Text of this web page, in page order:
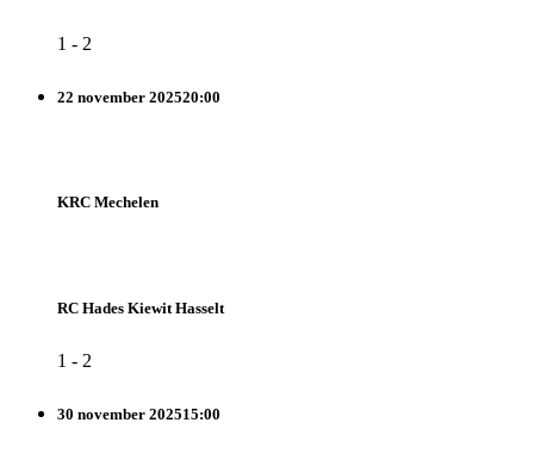
1 - 2
22 november 202520:00
KRC Mechelen
RC Hades Kiewit Hasselt
1 - 2
30 november 202515:00